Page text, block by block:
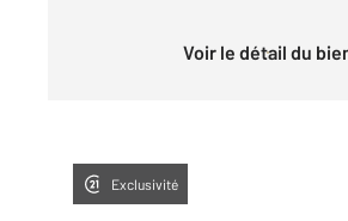
Voir le détail du
Exclusivité